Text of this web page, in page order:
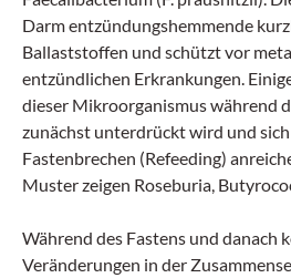
Darm entzündungshemmende
Ballaststoffen und schützt vor
entzündlichen Erkrankungen.
dieser Mikro­organismus während
zunächst unterdrückt wird und
Fastenbrechen (Refeeding)
Muster zeigen Roseburia,
Während des Fastens und danach
Veränderungen in der